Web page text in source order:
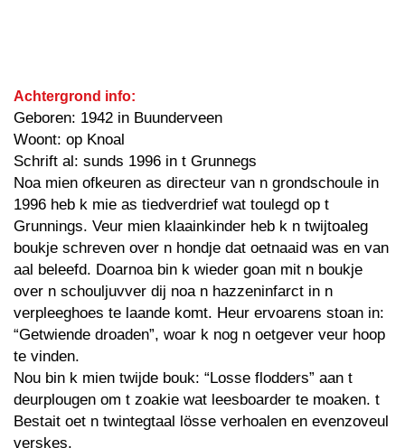
Achtergrond info:
Geboren: 1942 in Buunderveen
Woont: op Knoal
Schrift al: sunds 1996 in t Grunnegs
Noa mien ofkeuren as directeur van n grondschoule in
1996 heb k mie as tiedverdrief wat toulegd op t
Grunnings. Veur mien klaainkinder heb k n twijtoaleg
boukje schreven over n hondje dat oetnaaid was en van
aal beleefd. Doarnoa bin k wieder goan mit n boukje
over n schouljuvver dij noa n hazzeninfarct in n
verpleeghoes te laande komt. Heur ervoarens stoan in:
“Getwiende droaden”, woar k nog n oetgever veur hoop
te vinden.
Nou bin k mien twijde bouk: “Losse flodders” aan t
deurplougen om t zoakie wat leesboarder te moaken. t
Bestait oet n twintegtaal lösse verhoalen en evenzoveul
verskes.